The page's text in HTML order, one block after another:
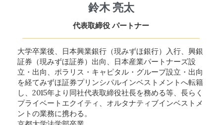
鈴木 亮太
代表取締役 パートナー
大学卒業後、日本興業銀行（現みずほ銀行）入行、興銀
証券（現みずほ証券）出向、日本産業パートナーズ設
立・出向、ポラリス・キャピタル・グループ設立・出向
を経てみずほ証券プリンシパルインベストメントへ転籍
し、2015年より同社代表取締役社長を務める等、長らく
プライベートエクイティ、オルタナティブインベストメ
ントの業務に携わる。